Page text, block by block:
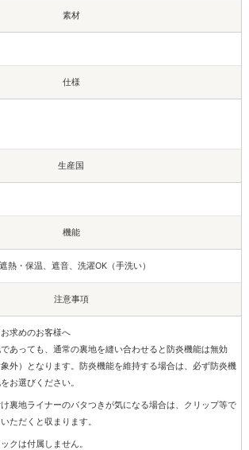
素材
仕様
生産国
機能
熱・保温、遮音、洗濯OK（手洗い）
注意事項
求めのお客様へ
あっても、通常の裏地を縫い合わせると防炎機能は無効
象外）となります。防炎機能を維持する場合は、必ず防炎機
お選びください。
裏地ライナーのバタつきが気になる場合は、クリップ等で
ただくと収まります。
クは付属しません。